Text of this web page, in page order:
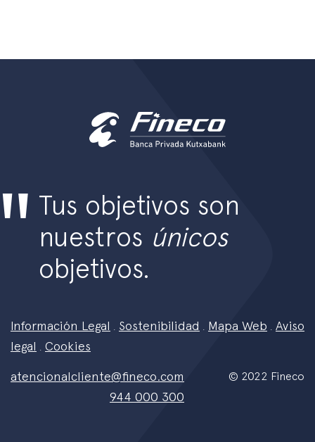
Tus objetivos son
nuestros únicos
objetivos.
Información Legal Sostenibilidad Mapa Web
Aviso
legal
Cookies
atencionalcliente@fineco.com
944 000 300
© 2022 Fineco